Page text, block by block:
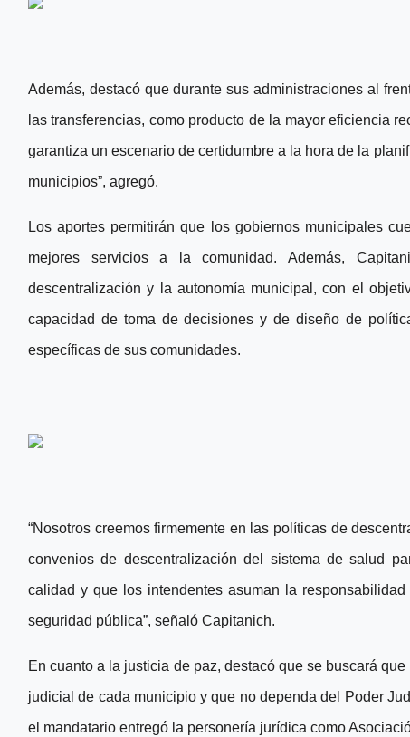
Además, destacó que durante sus administraciones al
las transferencias, como producto de la mayor eficiencia
garantiza un escenario de certidumbre a la hora de la
municipios”, agregó.
Los aportes permitirán que los gobiernos municipales
mejores servicios a la comunidad. Además,
descentralización y la autonomía municipal, con el
capacidad de toma de decisiones y de diseño de
específicas de sus comunidades.
“Nosotros creemos firmemente en las políticas de
convenios de descentralización del sistema de salud
calidad y que los intendentes asuman la
seguridad pública”, señaló Capitanich.
En cuanto a la justicia de paz, destacó que se buscará
judicial de cada municipio y que no dependa del Poder
el mandatario entregó la personería jurídica como